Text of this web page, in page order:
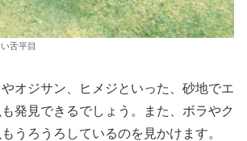
舌平目
オジサン、ヒメジといった、砂地でエ
発見できるでしょう。また、ボラやク
うろうろしているのを見かけます。